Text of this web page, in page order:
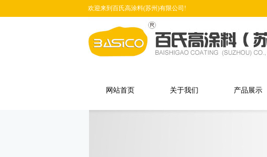
欢迎来到百氏高涂料(苏州)有限公司!
网站首页 关于我们 产品展示